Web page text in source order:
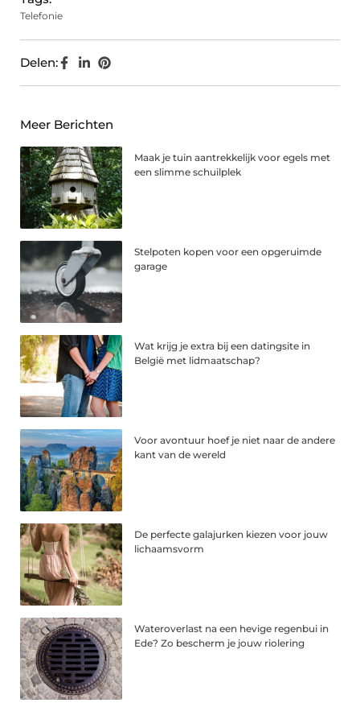
Telefonie
Delen:
Meer Berichten
Maak je tuin aantrekkelijk voor egels met
een slimme schuilplek
Stelpoten kopen voor een opgeruimde
garage
Wat krijg je extra bij een datingsite in
België met lidmaatschap?
Voor avontuur hoef je niet naar de andere
kant van de wereld
De perfecte galajurken kiezen voor jouw
lichaamsvorm
Wateroverlast na een hevige regenbui in
Ede? Zo bescherm je jouw riolering